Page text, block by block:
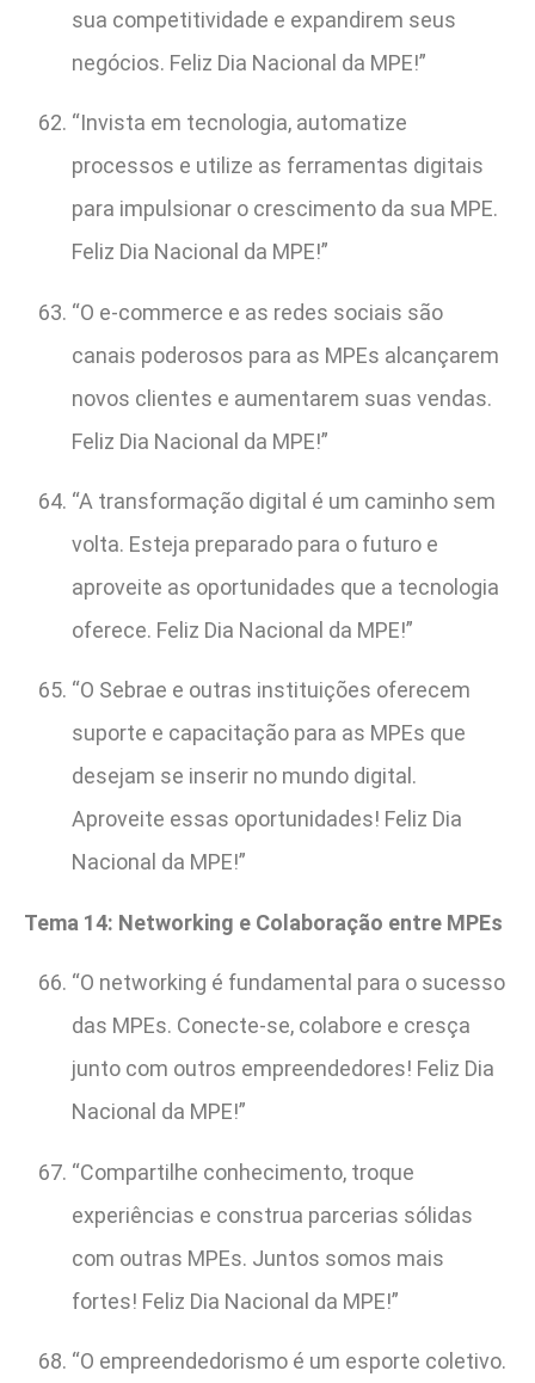
sua competitividade e expandirem seus
negócios. Feliz Dia Nacional da MPE!”
“Invista em tecnologia, automatize
processos e utilize as ferramentas digitais
para impulsionar o crescimento da sua MPE.
Feliz Dia Nacional da MPE!”
“O e-commerce e as redes sociais são
canais poderosos para as MPEs alcançarem
novos clientes e aumentarem suas vendas.
Feliz Dia Nacional da MPE!”
“A transformação digital é um caminho sem
volta. Esteja preparado para o futuro e
aproveite as oportunidades que a tecnologia
oferece. Feliz Dia Nacional da MPE!”
“O Sebrae e outras instituições oferecem
suporte e capacitação para as MPEs que
desejam se inserir no mundo digital.
Aproveite essas oportunidades! Feliz Dia
Nacional da MPE!”
Tema 14: Networking e Colaboração entre MPEs
“O networking é fundamental para o sucesso
das MPEs. Conecte-se, colabore e cresça
junto com outros empreendedores! Feliz Dia
Nacional da MPE!”
“Compartilhe conhecimento, troque
experiências e construa parcerias sólidas
com outras MPEs. Juntos somos mais
fortes! Feliz Dia Nacional da MPE!”
“O empreendedorismo é um esporte coletivo.